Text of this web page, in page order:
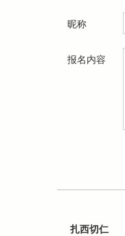
昵称
报名内容
扎西切仁